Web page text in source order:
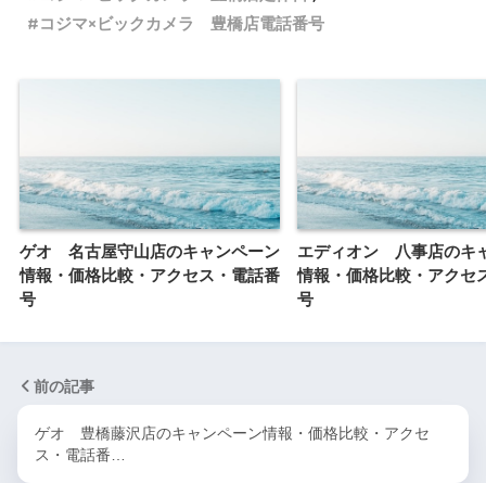
コジマ×ビックカメラ 豊橋店電話番号
ゲオ 名古屋守山店のキャンペーン
情報・価格比較・アクセス・電話番
号
エディオン 八事店のキ
情報・価格比較・アクセ
号
前の記事
ゲオ 豊橋藤沢店のキャンペーン情報・価格比較・アクセ
ス・電話番…